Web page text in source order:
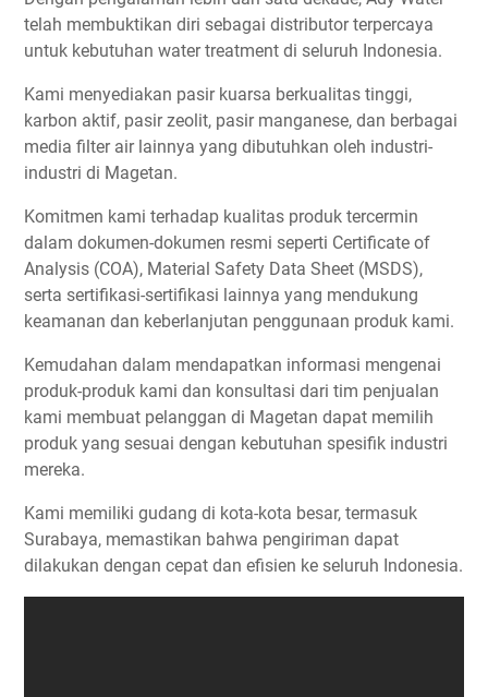
telah membuktikan diri sebagai distributor terpercaya
untuk kebutuhan water treatment di seluruh Indonesia.
Kami menyediakan pasir kuarsa berkualitas tinggi,
karbon aktif, pasir zeolit, pasir manganese, dan berbagai
media filter air lainnya yang dibutuhkan oleh industri-
industri di Magetan.
Komitmen kami terhadap kualitas produk tercermin
dalam dokumen-dokumen resmi seperti Certificate of
Analysis (COA), Material Safety Data Sheet (MSDS),
serta sertifikasi-sertifikasi lainnya yang mendukung
keamanan dan keberlanjutan penggunaan produk kami.
Kemudahan dalam mendapatkan informasi mengenai
produk-produk kami dan konsultasi dari tim penjualan
kami membuat pelanggan di Magetan dapat memilih
produk yang sesuai dengan kebutuhan spesifik industri
mereka.
Kami memiliki gudang di kota-kota besar, termasuk
Surabaya, memastikan bahwa pengiriman dapat
dilakukan dengan cepat dan efisien ke seluruh Indonesia.